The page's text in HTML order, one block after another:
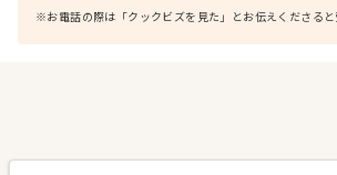
※お電話の際は「クックビズを見た」とお伝えくださると